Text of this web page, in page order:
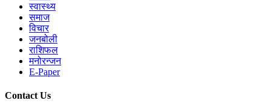
स्वास्थ्य
समाज
विचार
जनबोली
राशिफल
मनोरन्जन
E-Paper
Contact Us